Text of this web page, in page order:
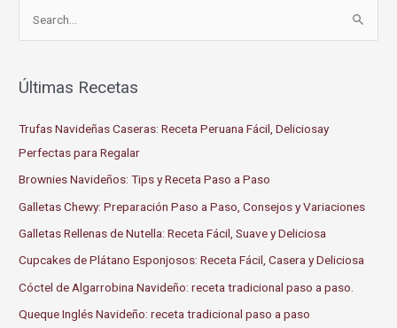
r
h
f
o
r
Últimas Recetas
Trufas Navideñas Caseras: Receta Peruana Fácil, Deliciosay
Perfectas para Regalar
Brownies Navideños: Tips y Receta Paso a Paso
Galletas Chewy: Preparación Paso a Paso, Consejos y Variaciones
Galletas Rellenas de Nutella: Receta Fácil, Suave y Deliciosa
Cupcakes de Plátano Esponjosos: Receta Fácil, Casera y Deliciosa
Cóctel de Algarrobina Navideño: receta tradicional paso a paso.
Queque Inglés Navideño: receta tradicional paso a paso